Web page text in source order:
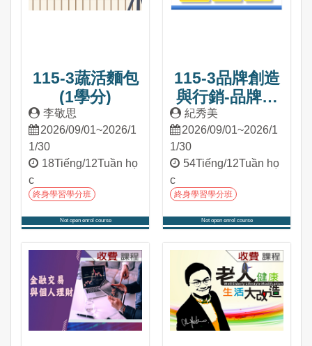
115-3蔬活麵包
(1學分)
李敬思
2026/09/01~2026/1
1/30
18Tiếng/12Tuần họ
c
終身學習學分班
Not open enrol course
115-3品牌創造
與行銷-品牌篇
(3學分)
紀秀美
2026/09/01~2026/1
1/30
54Tiếng/12Tuần họ
c
終身學習學分班
Not open enrol course